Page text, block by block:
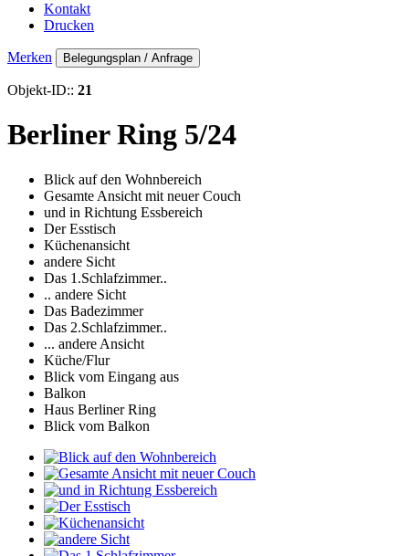
Kontakt
Drucken
Merken Belegungsplan / Anfrage
Objekt-ID:: 21
Berliner Ring 5/24
Blick auf den Wohnbereich
Gesamte Ansicht mit neuer Couch
und in Richtung Essbereich
Der Esstisch
Küchenansicht
andere Sicht
Das 1.Schlafzimmer..
.. andere Sicht
Das Badezimmer
Das 2.Schlafzimmer..
... andere Ansicht
Küche/Flur
Blick vom Eingang aus
Balkon
Haus Berliner Ring
Blick vom Balkon